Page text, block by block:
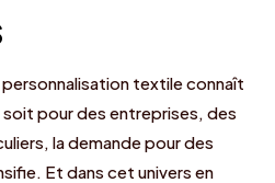
textile connaît
pour des entreprises, des
la demande pour des
Et dans cet univers en